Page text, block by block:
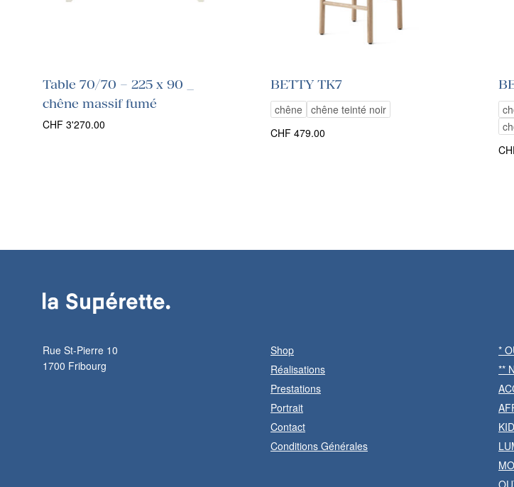
Table 70/70 – 225 x 90 _
chêne massif fumé
CHF 3'270.00
BETTY TK7
chêne
chêne teinté noir
CHF 479.00
Rue St-Pierre 10
1700 Fribourg
Shop
Réalisations
Prestations
Portrait
Contact
Conditions Générales
*
**